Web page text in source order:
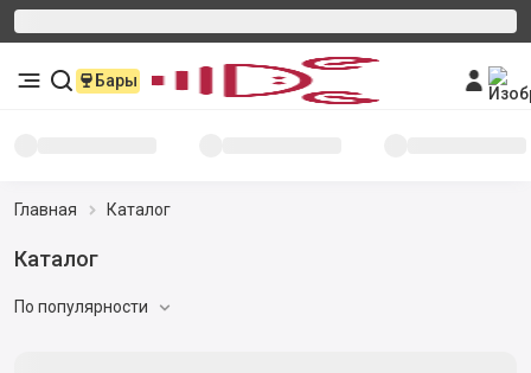
Бары
Главная Каталог
Каталог
По популярности